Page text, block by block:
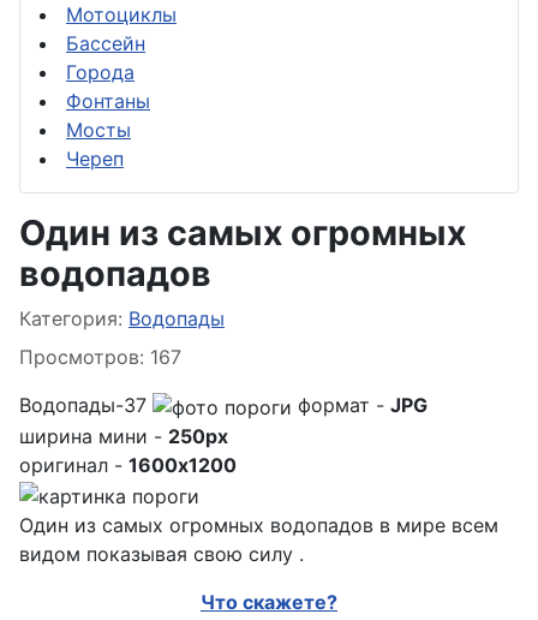
Мотоциклы
Бассейн
Города
Фонтаны
Мосты
Череп
Один из самых огромных
водопадов
Информация о материале
Категория: Водопады
Просмотров: 167
Водопады-37
формат - JPG
ширина мини - 250px
оригинал - 1600x1200
Один из самых огромных водопадов в мире всем
видом показывая свою силу .
Что скажете?